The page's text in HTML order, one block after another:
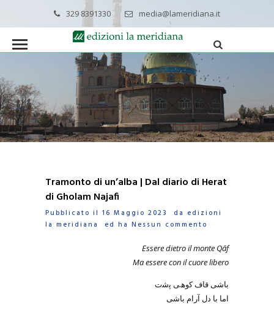
329 8391330 media@lameridiana.it
Tramonto di un’alba | Dal diario di Herat
di Gholam Najafi
Pubblicato il 16 Maggio 2023 da edizioni
la meridiana
ed ha Nessun commento
Essere dietro il monte Qāf
Ma essere con il cuore libero
ﺑﺎﺷﯽ ﻗﺎف ﮐوھﯽ ﭘﺷت
اﻣﺎ ﺑﺎ دل آرام ﺑﺎﺷﯽ